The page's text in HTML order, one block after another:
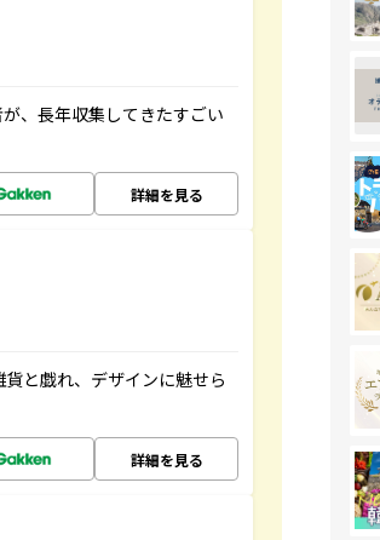
、長年収集してきたすごい
詳細を見る
と戯れ、デザインに魅せら
詳細を見る